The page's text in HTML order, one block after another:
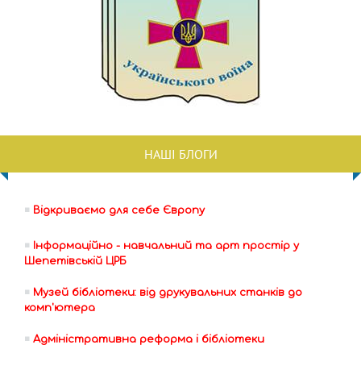
НАШІ БЛОГИ
Відкриваємо для себе Європу
Інформаційно - навчальний та арт простір у
Шепетівській ЦРБ
Музей бібліотеки: від друкувальних станків до
комп'ютера
Адміністративна реформа і бібліотеки